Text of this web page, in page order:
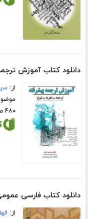
دانلود کتاب آموزش
از:
۴۸۰ صفحه
دانلود کتاب فارسی
از: